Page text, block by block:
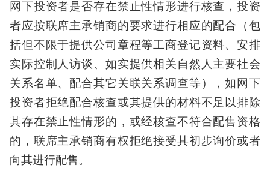
网下投资者是否存在禁止性情形进行核查，投资
者应按联席主承销商的要求进行相应的配合（包
括但不限于提供公司章程等工商登记资料、安排
实际控制人访谈、如实提供相关自然人主要社会
关系名单、配合其它关联关系调查等），如网下
投资者拒绝配合核查或其提供的材料不足以排除
其存在禁止性情形的，或经核查不符合配售资格
的，联席主承销商有权拒绝接受其初步询价或者
向其进行配售。